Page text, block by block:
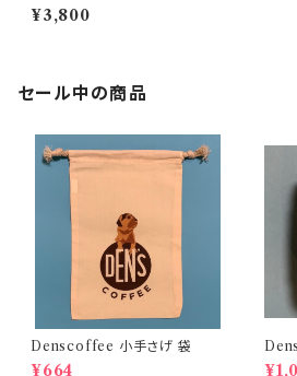
¥3,800
セール中の商品
Denscoffee 小手さげ 袋
¥664